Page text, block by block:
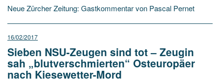
Neue Zürcher Zeitung: Gastkommentar von Pascal Pernet
16/02/2017
Sieben NSU-Zeugen sind tot – Zeugin
sah „blutverschmierten“ Osteuropäer
nach Kiesewetter-Mord